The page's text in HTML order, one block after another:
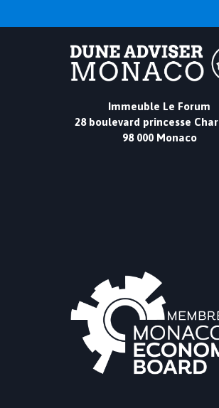
Immeuble Le Forum
28 boulevard princesse
98 000 Monaco